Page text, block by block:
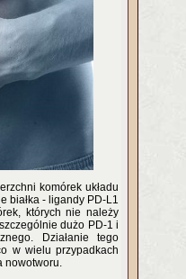
komórek układu
białka - ligandy PD-L1
których nie należy
dużo PD-1 i
Działanie tego
w wielu przypadkach
nowotworu.